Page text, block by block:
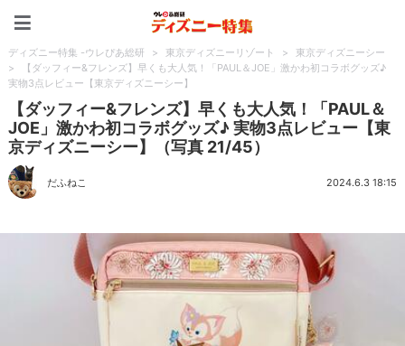
ディズニー特集 -ウレぴあ総研 > 東京ディズニーリゾート >
東京ディズニーシー
>
【ダッフィー&フレンズ】早くも大人気！「PAUL＆JOE」激かわ初コラボグッズ♪
実物3点レビュー【東京ディズニーシー】
【ダッフィー&フレンズ】早くも大人気！「PAUL＆
JOE」激かわ初コラボグッズ♪ 実物3点レビュー【東
京ディズニーシー】（写真 21/45）
だふねこ 2024.6.3 18:15